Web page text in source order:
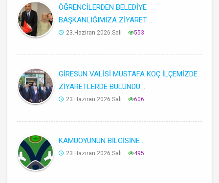
ÖĞRENCİLERDEN BELEDİYE
BAŞKANLIĞIMIZA ZİYARET ..
23.Haziran.2026.Salı 553
GİRESUN VALİSİ MUSTAFA KOÇ İLÇEMİZDE
ZİYARETLERDE BULUNDU ..
23.Haziran.2026.Salı 606
KAMUOYUNUN BİLGİSİNE ..
23.Haziran.2026.Salı 495